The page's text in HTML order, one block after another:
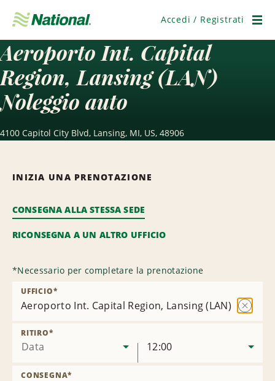
navigazione
Accedi / Registrati
Aeroporto Int. Capital
Region, Lansing (LAN)
Noleggio auto
4100 Capitol City Blvd, Lansing, MI, US, 48906
INIZIA UNA PRENOTAZIONE
CONSEGNA ALLA STESSA SEDE
RICONSEGNA A UN ALTRO UFFICIO
*Necessario per completare la prenotazione
Aeroporto Int. Capital Region, Lansing (LAN)
UFFICIO*
Data
RITIRO*
12:00
CONSEGNA*